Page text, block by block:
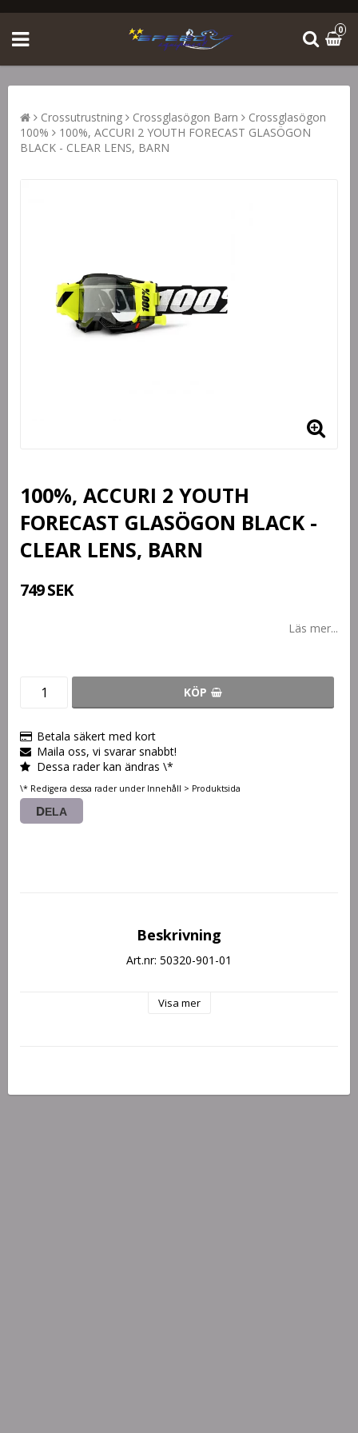
0
Crossutrustning Crossglasögon Barn
Crossglasögon
100%
100%, ACCURI 2 YOUTH FORECAST GLASÖGON
BLACK - CLEAR LENS, BARN
100%, ACCURI 2 YOUTH
FORECAST GLASÖGON BLACK -
CLEAR LENS, BARN
749 SEK
Läs mer...
KÖP
Betala säkert med kort
Maila oss, vi svarar snabbt!
Dessa rader kan ändras \*
\* Redigera dessa rader under Innehåll > Produktsida
DELA
Beskrivning
Art.nr: 50320-901-01
Visa mer